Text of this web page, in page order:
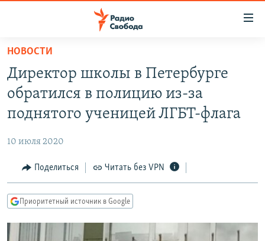
упрощенного
доступа
Вернуться
основному
Вернутся
Вернутся
поиску
ПОДКАСТЫ
АВТОРСКИЕ ПРОЕКТЫ
МНЕНИЯ
КУЛЬТУРА
КАВКАЗ.РЕАЛИИ
СЕВЕР.РЕАЛИИ
НОВОСТИ
Директор школы в Петербурге
обратился в полицию из-за
поднятого ученицей ЛГБТ-флага
10 июля 2020
Поделиться Читать без VPN
Приоритетный источник в Google